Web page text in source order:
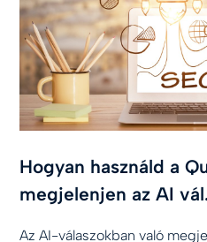
Hogyan használd a
megjelenjen az AI
Az AI-válaszokban való